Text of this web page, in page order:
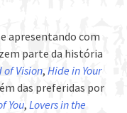
apresentando com
parte da história
of Vision, Hide in Your
das preferidas por
You, Lovers in the